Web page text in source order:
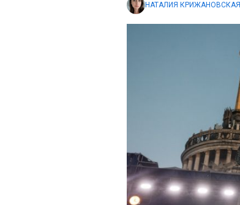
НАТАЛИЯ КРИЖАНОВСКАЯ